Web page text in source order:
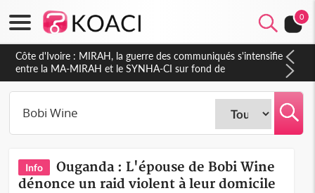
0
Côte d'Ivoire : Indépendance 2026, Thiam plaide pour un
environnement démocratique plus apaisé
Info
Ouganda : L'épouse de Bobi Wine
dénonce un raid violent à leur domicile